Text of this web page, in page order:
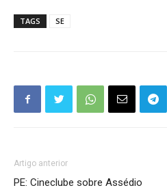
TAGS SE
Artigo anterior
PE: Cineclube sobre Assédio